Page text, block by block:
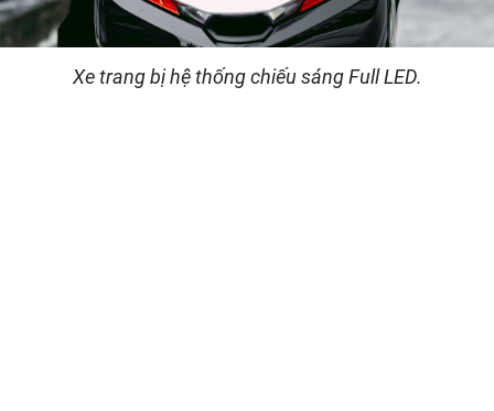
Xe trang bị hệ thống chiếu sáng Full LED.